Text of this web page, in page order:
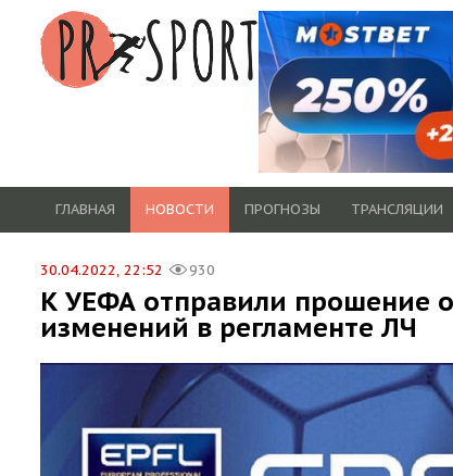
ГЛАВНАЯ НОВОСТИ ПРОГНОЗЫ ТРАНСЛЯЦИИ
30.04.2022, 22:52 930
К УЕФА отправили прошение
изменений в регламенте ЛЧ